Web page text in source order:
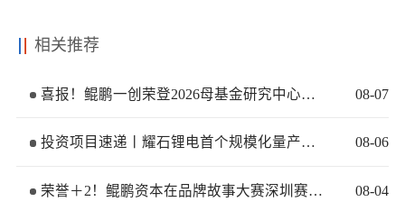
相关推荐
喜报！鲲鹏一创荣登2026母基金研究中心两大榜单 08-07
投资项目速递丨耀石锂电首个规模化量产基地签约落地 08-06
荣誉＋2！鲲鹏资本在品牌故事大赛深圳赛区再获佳绩 08-04